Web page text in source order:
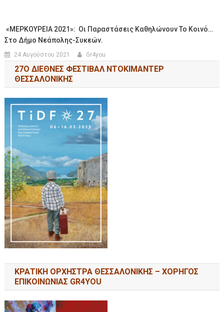
«ΜΕΡΚΟΥΡΕΙΑ 2021»: Οι Παραστάσεις Καθηλώνουν Το Κοινό…
Στο Δήμο Νεάπολης-Συκεών.
24 Αυγούστου 2021 Gr4you
27Ο ΔΙΕΘΝΕΣ ΦΕΣΤΙΒΑΛ ΝΤΟΚΙΜΑΝΤΕΡ
ΘΕΣΣΑΛΟΝΙΚΗΣ
ΚΡΑΤΙΚΗ ΟΡΧΗΣΤΡΑ ΘΕΣΣΑΛΟΝΙΚΗΣ – ΧΟΡΗΓΟΣ
ΕΠΙΚΟΙΝΩΝΙΑΣ GR4YOU